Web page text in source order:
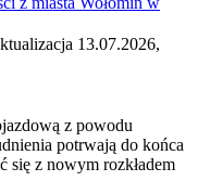
13.07.2026,
z powodu
potrwają do końca
się z nowym rozkładem